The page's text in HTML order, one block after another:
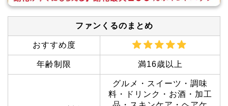
ファンくるのまとめ
おすすめ度
年齢制限 満16歳以上
グルメ・スイーツ・調味
料・ドリンク・お酒・加工